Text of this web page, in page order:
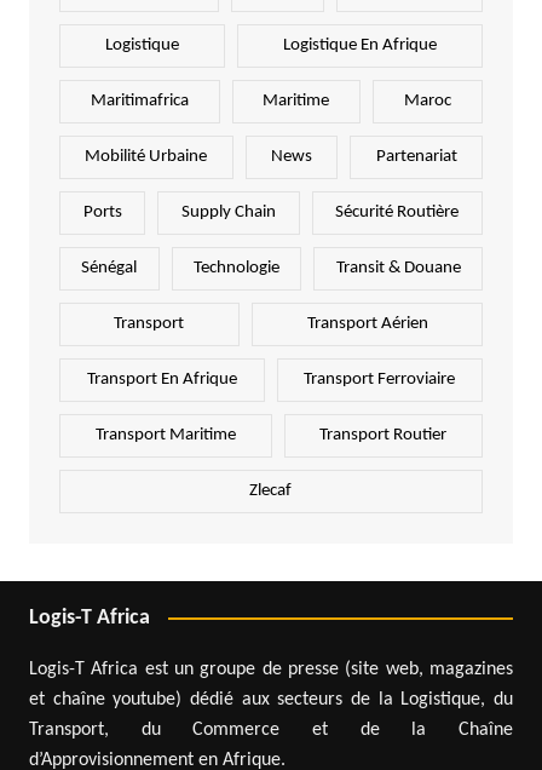
Logistique Logistique En Afrique
Maritimafrica Maritime Maroc
Mobilité Urbaine News Partenariat
Ports Supply Chain Sécurité Routière
Sénégal Technologie Transit & Douane
Transport Transport Aérien
Transport En Afrique Transport Ferroviaire
Transport Maritime Transport Routier
Zlecaf
Logis-T Africa
Logis-T Africa est un groupe de presse (site web, magazines
et chaîne youtube) dédié aux secteurs de la Logistique, du
Transport, du Commerce et de la Chaîne
d’Approvisionnement en Afrique.